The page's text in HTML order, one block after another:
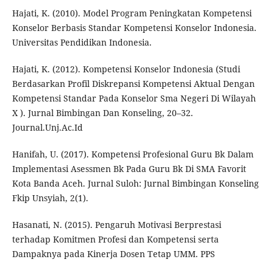
Hajati, K. (2010). Model Program Peningkatan Kompetensi
Konselor Berbasis Standar Kompetensi Konselor Indonesia.
Universitas Pendidikan Indonesia.
Hajati, K. (2012). Kompetensi Konselor Indonesia (Studi
Berdasarkan Profil Diskrepansi Kompetensi Aktual Dengan
Kompetensi Standar Pada Konselor Sma Negeri Di Wilayah
X ). Jurnal Bimbingan Dan Konseling, 20–32.
Journal.Unj.Ac.Id
Hanifah, U. (2017). Kompetensi Profesional Guru Bk Dalam
Implementasi Asessmen Bk Pada Guru Bk Di SMA Favorit
Kota Banda Aceh. Jurnal Suloh: Jurnal Bimbingan Konseling
Fkip Unsyiah, 2(1).
Hasanati, N. (2015). Pengaruh Motivasi Berprestasi
terhadap Komitmen Profesi dan Kompetensi serta
Dampaknya pada Kinerja Dosen Tetap UMM. PPS